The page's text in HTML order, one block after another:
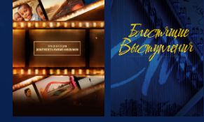
СМОТРЕТЬ
ПЕРЕДАЧИ
СМОТРЕТЬ